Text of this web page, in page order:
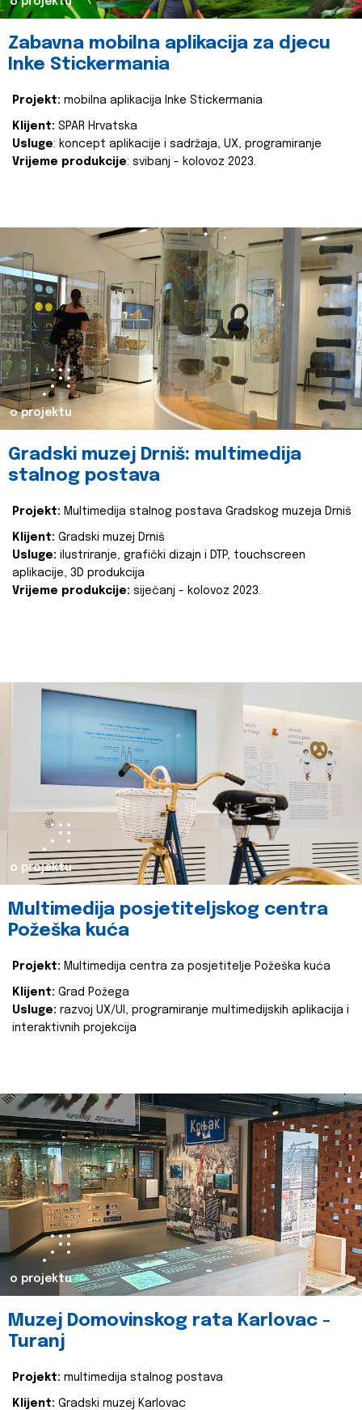
Zabavna mobilna aplikacija za djecu
Inke Stickermania
Projekt: mobilna aplikacija Inke Stickermania
Klijent: SPAR Hrvatska
Usluge: koncept aplikacije i sadržaja, UX, programiranje
Vrijeme produkcije: svibanj - kolovoz 2023.
o projektu
Gradski muzej Drniš: multimedija
stalnog postava
Projekt: Multimedija stalnog postava Gradskog muzeja Drniš
Klijent: Gradski muzej Drniš
Usluge: ilustriranje, grafički dizajn i DTP, touchscreen
aplikacije, 3D produkcija
Vrijeme produkcije: siječanj - kolovoz 2023.
o projektu
Multimedija posjetiteljskog centra
Požeška kuća
Projekt: Multimedija centra za posjetitelje Požeška kuća
Klijent: Grad Požega
Usluge: razvoj UX/UI, programiranje multimedijskih aplikacija i
interaktivnih projekcija
o projektu
Muzej Domovinskog rata Karlovac -
Turanj
Projekt: multimedija stalnog postava
Klijent: Gradski muzej Karlovac